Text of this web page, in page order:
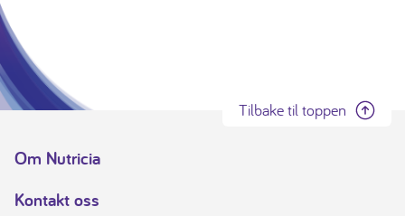
Tilbake til toppen
Om Nutricia
Kontakt oss